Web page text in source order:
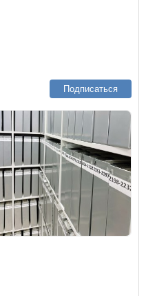
Подписаться